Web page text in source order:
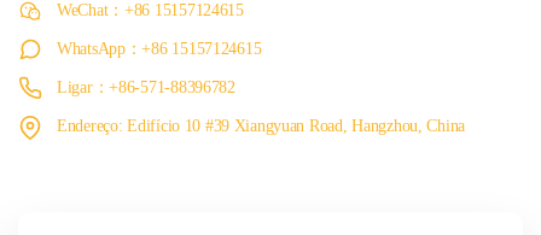
WeChat：+86 15157124615
WhatsApp：+86 15157124615
Ligar：+86-571-88396782
Endereço: Edifício 10 #39 Xiangyuan Road, Hangzhou, China